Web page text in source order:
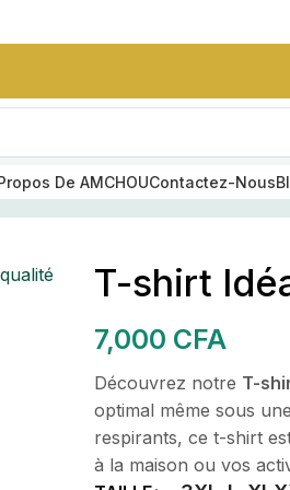
Homme Sans
Capuche
25,000CFA
ceinture en cuir
De AMCHOUContactez-Nous
premium | AMCHOU T-shirt
T-shirt
7,000 CFA
Découvrez notre T-
optimal même sous
respirants, ce t-shirt
à la maison ou vos